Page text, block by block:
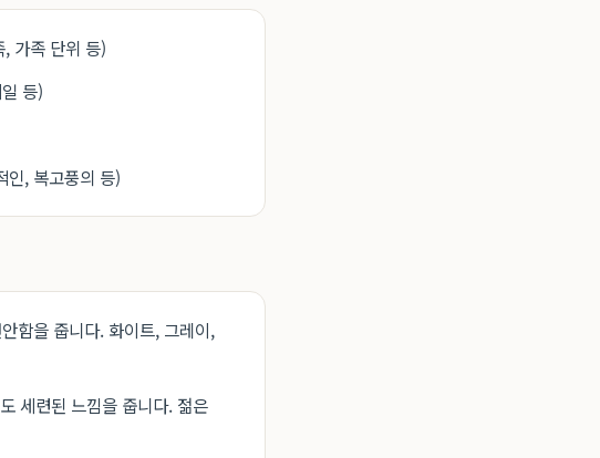
가족 단위 등)
등)
인, 복고풍의 등)
함을 줍니다. 화이트, 그레이,
세련된 느낌을 줍니다. 젊은